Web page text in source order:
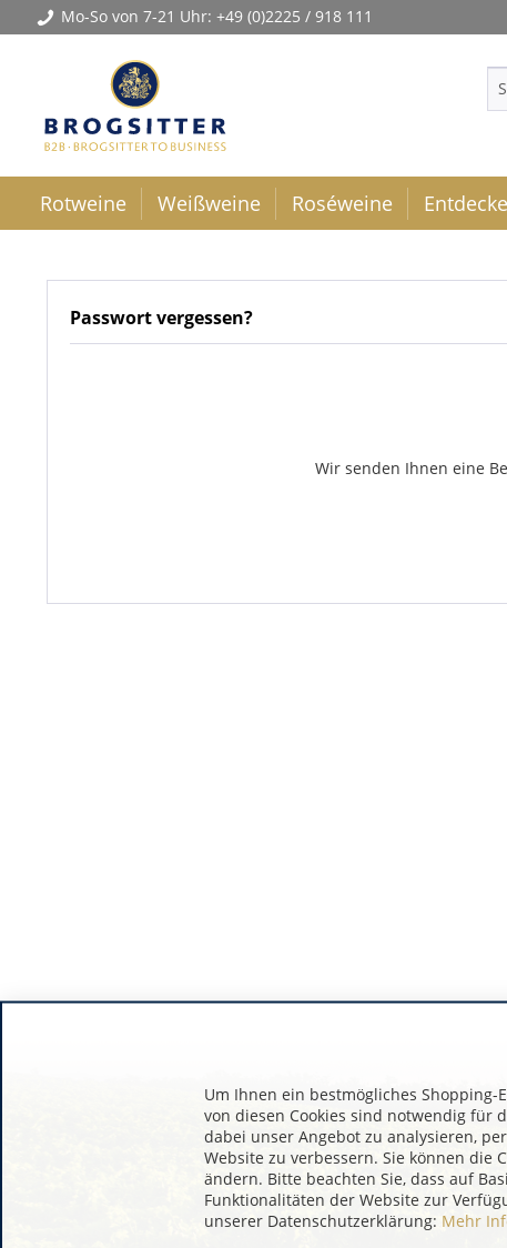
Mo-So von 7-21 Uhr: +49 (0)2225 / 918 111
Rotweine Weißweine Roséweine
Passwort vergessen?
Wir senden Ihnen eine
Um Ihnen ein bestmögliches
von diesen Cookies sind notwendig für
dabei unser Angebot zu analysieren,
Website zu verbessern. Sie können die
ändern. Bitte beachten Sie, dass auf
Funktionalitäten der Website zur
unserer Datenschutzerklärung: Mehr